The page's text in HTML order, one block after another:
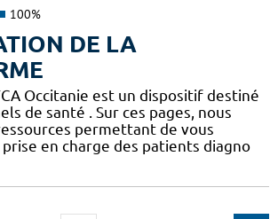
100%
DE LA
Occitanie est un dispositif destiné
de santé . Sur ces pages, nous
permettant de vous
en charge des patients diagno